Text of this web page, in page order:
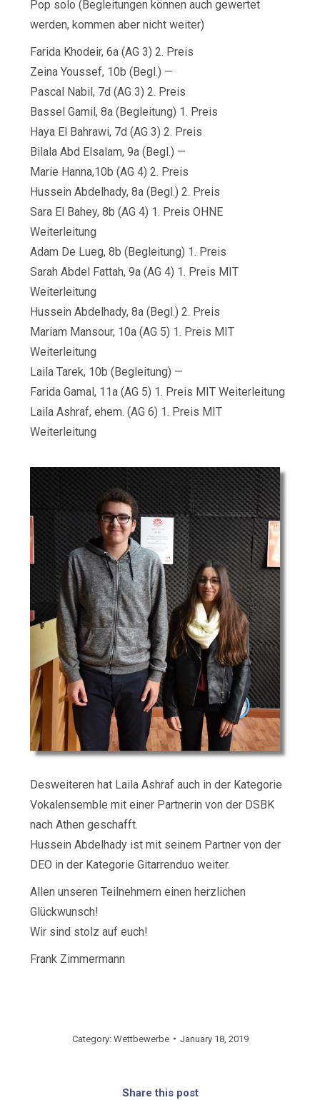
Pop solo (Begleitungen können auch gewertet
werden, kommen aber nicht weiter)
Farida Khodeir, 6a (AG 3) 2. Preis
Zeina Youssef, 10b (Begl.) —
Pascal Nabil, 7d (AG 3) 2. Preis
Bassel Gamil, 8a (Begleitung) 1. Preis
Haya El Bahrawi, 7d (AG 3) 2. Preis
Bilala Abd Elsalam, 9a (Begl.) —
Marie Hanna,10b (AG 4) 2. Preis
Hussein Abdelhady, 8a (Begl.) 2. Preis
Sara El Bahey, 8b (AG 4) 1. Preis OHNE
Weiterleitung
Adam De Lueg, 8b (Begleitung) 1. Preis
Sarah Abdel Fattah, 9a (AG 4) 1. Preis MIT
Weiterleitung
Hussein Abdelhady, 8a (Begl.) 2. Preis
Mariam Mansour, 10a (AG 5) 1. Preis MIT
Weiterleitung
Laila Tarek, 10b (Begleitung) —
Farida Gamal, 11a (AG 5) 1. Preis MIT Weiterleitung
Laila Ashraf, ehem. (AG 6) 1. Preis MIT
Weiterleitung
Desweiteren hat Laila Ashraf auch in der Kategorie
Vokalensemble mit einer Partnerin von der DSBK
nach Athen geschafft.
Hussein Abdelhady ist mit seinem Partner von der
DEO in der Kategorie Gitarrenduo weiter.
Allen unseren Teilnehmern einen herzlichen
Glückwunsch!
Wir sind stolz auf euch!
Frank Zimmermann
Category: Wettbewerbe January 18, 2019
Share this post